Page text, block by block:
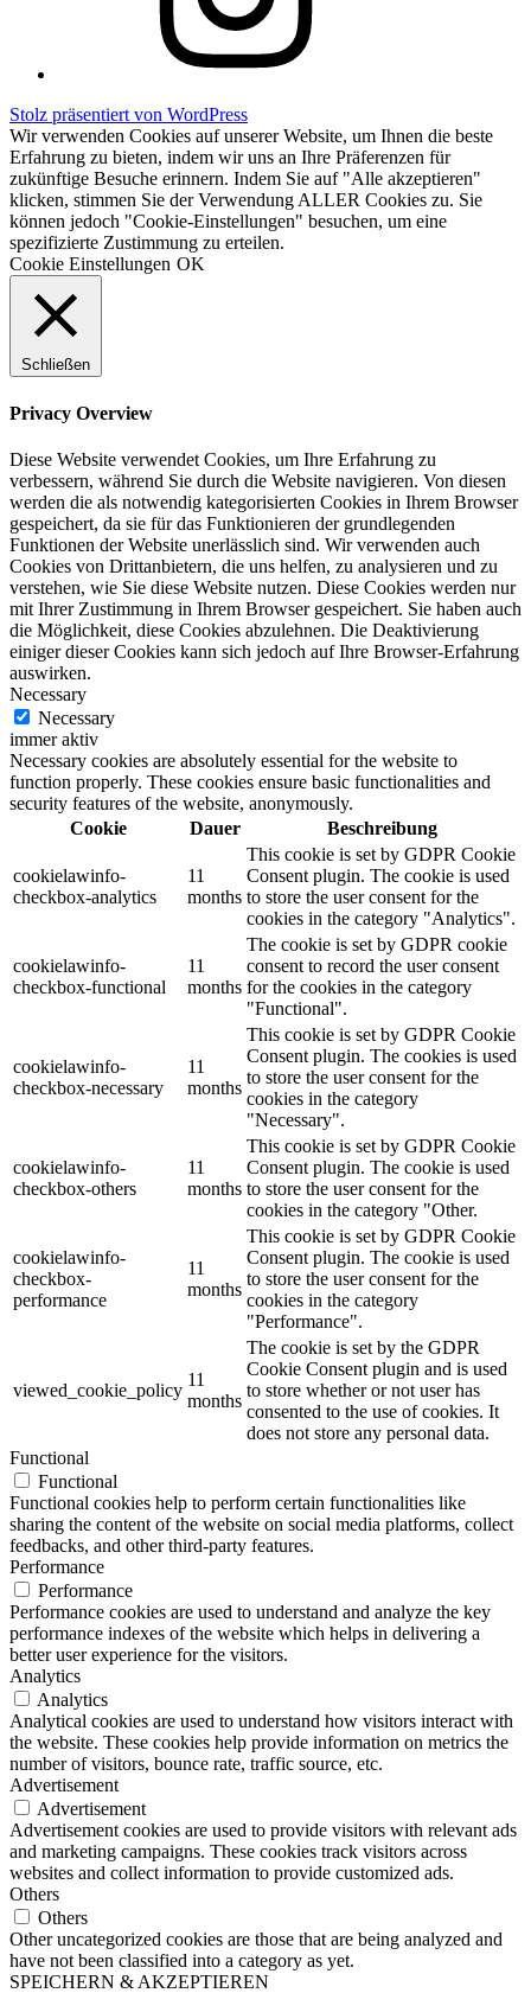
Stolz präsentiert von WordPress
Wir verwenden Cookies auf unserer Website, um Ihnen die beste
Erfahrung zu bieten, indem wir uns an Ihre Präferenzen für
zukünftige Besuche erinnern. Indem Sie auf "Alle akzeptieren"
klicken, stimmen Sie der Verwendung ALLER Cookies zu. Sie
können jedoch "Cookie-Einstellungen" besuchen, um eine
spezifizierte Zustimmung zu erteilen.
Cookie Einstellungen OK
Schließen
Privacy Overview
Diese Website verwendet Cookies, um Ihre Erfahrung zu
verbessern, während Sie durch die Website navigieren. Von diesen
werden die als notwendig kategorisierten Cookies in Ihrem Browser
gespeichert, da sie für das Funktionieren der grundlegenden
Funktionen der Website unerlässlich sind. Wir verwenden auch
Cookies von Drittanbietern, die uns helfen, zu analysieren und zu
verstehen, wie Sie diese Website nutzen. Diese Cookies werden nur
mit Ihrer Zustimmung in Ihrem Browser gespeichert. Sie haben auch
die Möglichkeit, diese Cookies abzulehnen. Die Deaktivierung
einiger dieser Cookies kann sich jedoch auf Ihre Browser-Erfahrung
auswirken.
Necessary
Necessary
immer aktiv
Necessary cookies are absolutely essential for the website to
function properly. These cookies ensure basic functionalities and
security features of the website, anonymously.
Cookie
Dauer Beschreibung
cookielawinfo-
checkbox-analytics
11
months
This cookie is set by GDPR Cookie
Consent plugin. The cookie is used
to store the user consent for the
cookies in the category "Analytics".
cookielawinfo-
checkbox-functional
11
months
The cookie is set by GDPR cookie
consent to record the user consent
for the cookies in the category
"Functional".
cookielawinfo-
checkbox-necessary
11
months
This cookie is set by GDPR Cookie
Consent plugin. The cookies is used
to store the user consent for the
cookies in the category
"Necessary".
cookielawinfo-
checkbox-others
11
months
This cookie is set by GDPR Cookie
Consent plugin. The cookie is used
to store the user consent for the
cookies in the category "Other.
cookielawinfo-
checkbox-
performance
11
months
This cookie is set by GDPR Cookie
Consent plugin. The cookie is used
to store the user consent for the
cookies in the category
"Performance".
viewed_cookie_policy
11
months
The cookie is set by the GDPR
Cookie Consent plugin and is used
to store whether or not user has
consented to the use of cookies. It
does not store any personal data.
Functional
Functional
Functional cookies help to perform certain functionalities like
sharing the content of the website on social media platforms, collect
feedbacks, and other third-party features.
Performance
Performance
Performance cookies are used to understand and analyze the key
performance indexes of the website which helps in delivering a
better user experience for the visitors.
Analytics
Analytics
Analytical cookies are used to understand how visitors interact with
the website. These cookies help provide information on metrics the
number of visitors, bounce rate, traffic source, etc.
Advertisement
Advertisement
Advertisement cookies are used to provide visitors with relevant ads
and marketing campaigns. These cookies track visitors across
websites and collect information to provide customized ads.
Others
Others
Other uncategorized cookies are those that are being analyzed and
have not been classified into a category as yet.
SPEICHERN & AKZEPTIEREN